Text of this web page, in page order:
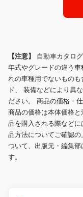
【注意】 自動車カタロ
年式やグレードの違う
れの車種用でないもの
ド、 装備などにより異
ださい。 商品の価格・
商品の価格は本体価格
品を購入される際など
品方法についてご確認
ついて、出版元・編集
す。